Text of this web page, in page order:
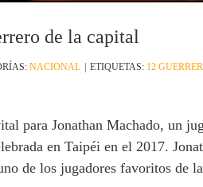
de la capital
NACIONAL ETIQUETAS: 12
para Jonathan Machado, un
en Taipéi en el 2017.
de los jugadores favoritos de